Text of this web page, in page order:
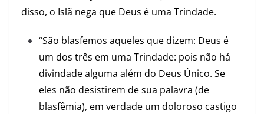
disso, o Islã nega que Deus é uma Trindade.
“São blasfemos aqueles que dizem: Deus é
um dos três em uma Trindade: pois não há
divindade alguma além do Deus Único. Se
eles não desistirem de sua palavra (de
blasfêmia), em verdade um doloroso castigo